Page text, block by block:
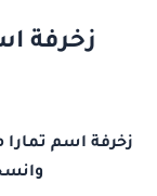
زخرفة
زخرفة اسم تمارا